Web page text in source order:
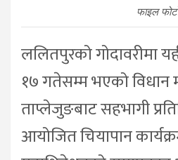
फाइल
ललितपुरको गोदावरीमा
१७ गतेसम्म भएको विधान
ताप्लेजुङबाट सहभागी
आयोजित चियापान